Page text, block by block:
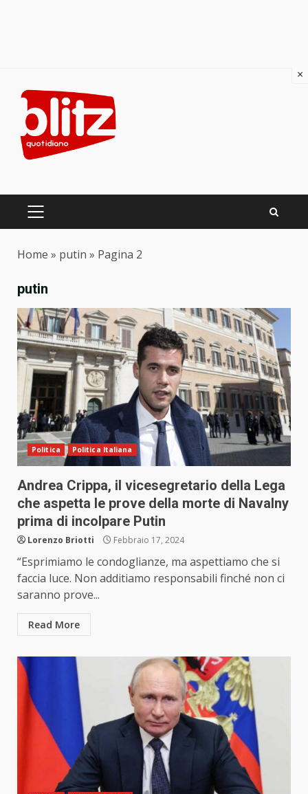
content
PRIMARY
Home » putin » Pagina 2
putin
Politica Politica Italiana
Andrea Crippa, il vicesegretario della Lega
che aspetta le prove della morte di Navalny
prima di incolpare Putin
Lorenzo Briotti Febbraio 17, 2024
“Esprimiamo le condoglianze, ma aspettiamo che si
faccia luce. Non additiamo responsabili finché non ci
saranno prove...
Read More
×